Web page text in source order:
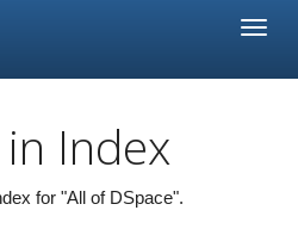
Index
for "All of DSpace".